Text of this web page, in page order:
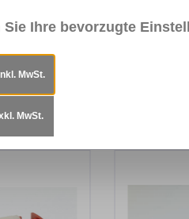
Sie Ihre bevorzugte
MwSt.
MwSt.